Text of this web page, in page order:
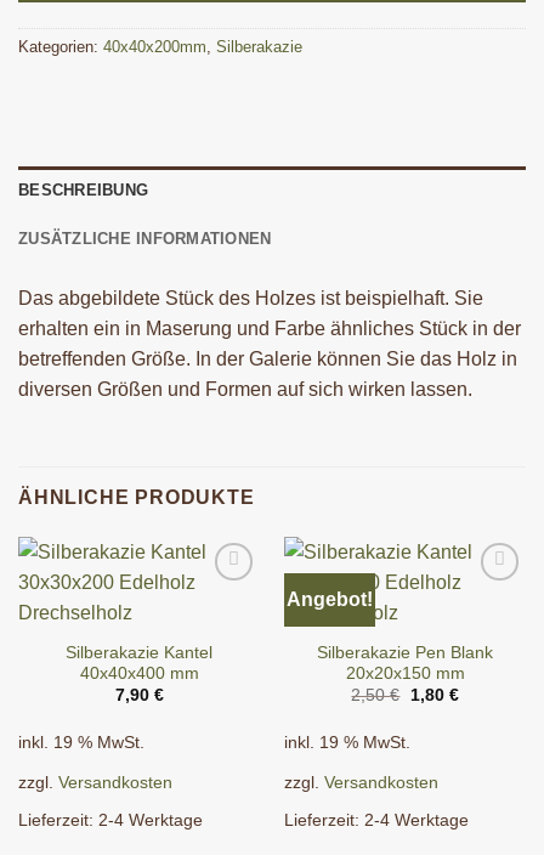
Kategorien: 40x40x200mm, Silberakazie
BESCHREIBUNG
ZUSÄTZLICHE INFORMATIONEN
Das abgebildete Stück des Holzes ist beispielhaft. Sie
erhalten ein in Maserung und Farbe ähnliches Stück in der
betreffenden Größe. In der Galerie können Sie das Holz in
diversen Größen und Formen auf sich wirken lassen.
ÄHNLICHE PRODUKTE
Silberakazie Kantel
40x40x400 mm
7,90 €
inkl. 19 % MwSt.
zzgl. Versandkosten
Lieferzeit: 2-4 Werktage
Angebot!
Silberakazie Pen Blank
20x20x150 mm
2,50€
Ursprünglicher
1,80 €Aktueller
inkl. 19 % MwSt.
zzgl. Versandkosten
Lieferzeit: 2-4 Werktage